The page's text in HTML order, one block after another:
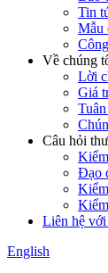
Tin
Mẫu
Về chúng
Lời
Giá
Câu hỏi
Đạo
Liên hệ
English